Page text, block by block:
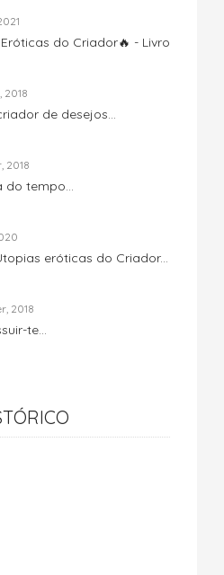
do Criador🔥 - Livro
2018
de desejos...
2018
do tempo...
eróticas do Criador...
2018
te...